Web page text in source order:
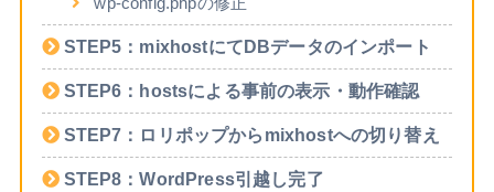
STEP5：mixhostにてDBデータのインポート
STEP6：hostsによる事前の表示・動作確認
STEP7：ロリポップからmixhostへの切り替え
STEP8：WordPress引越し完了